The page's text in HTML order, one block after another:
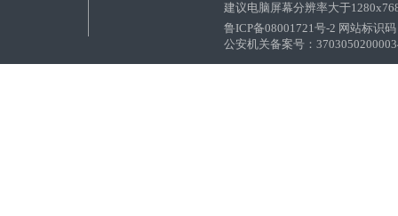
建议电脑屏幕分辨率大于
鲁ICP备08001721号-2 网站标识
公安机关备案号：